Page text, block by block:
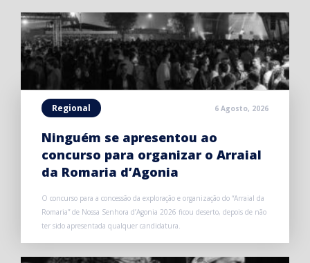
Regional 6 Agosto, 2026
Ninguém se apresentou ao
concurso para organizar o Arraial
da Romaria d’Agonia
O concurso para a concessão da exploração e organização do “Arraial da
Romaria” de Nossa Senhora d’Agonia 2026 ficou deserto, depois de não
ter sido apresentada qualquer candidatura.